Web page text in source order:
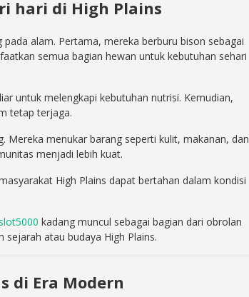
hari di High Plains
alam. Pertama, mereka berburu bison sebagai
semua bagian hewan untuk kebutuhan sehari
untuk melengkapi kebutuhan nutrisi. Kemudian,
tetap terjaga.
Mereka menukar barang seperti kulit, makanan, dan
menjadi lebih kuat.
High Plains dapat bertahan dalam kondisi
kadang muncul sebagai bagian dari obrolan
atau budaya High Plains.
di Era Modern